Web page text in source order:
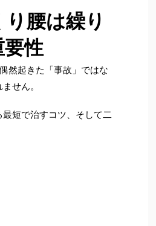
り腰は繰り
性
然起きた「事故」ではな
せん。
短で治すコツ、そして二